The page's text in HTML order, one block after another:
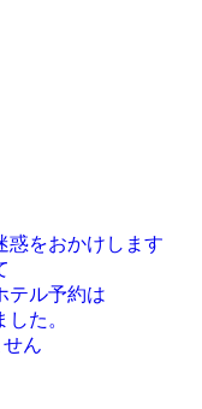
惑をおかけします
テル予約は
た。
ん